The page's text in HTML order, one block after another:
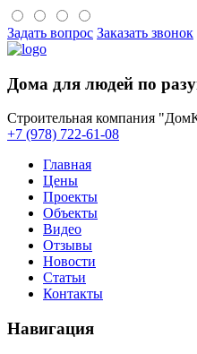
Задать вопрос Заказать звонок
Дома для людей по
Строительная компания
+7 (978) 722-61-08
Главная
Цены
Проекты
Объекты
Видео
Отзывы
Новости
Статьи
Контакты
Навигация